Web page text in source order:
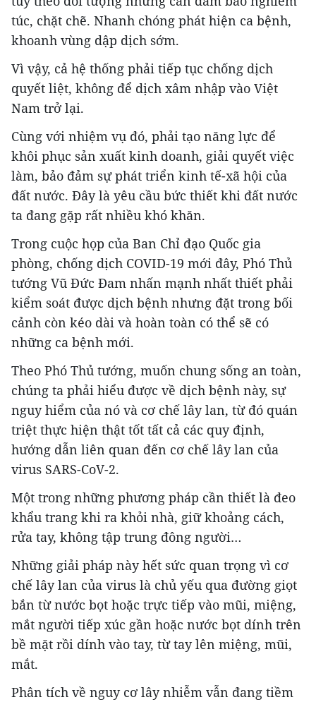
túc, chặt chẽ. Nhanh chóng phát hiện ca bệnh,
khoanh vùng dập dịch sớm.
Vì vậy, cả hệ thống phải tiếp tục chống dịch
quyết liệt, không để dịch xâm nhập vào Việt
Nam trở lại.
Cùng với nhiệm vụ đó, phải tạo năng lực để
khôi phục sản xuất kinh doanh, giải quyết việc
làm, bảo đảm sự phát triển kinh tế-xã hội của
đất nước. Đây là yêu cầu bức thiết khi đất nước
ta đang gặp rất nhiều khó khăn.
Trong cuộc họp của Ban Chỉ đạo Quốc gia
phòng, chống dịch COVID-19 mới đây, Phó Thủ
tướng Vũ Đức Đam nhấn mạnh nhất thiết phải
kiểm soát được dịch bệnh nhưng đặt trong bối
cảnh còn kéo dài và hoàn toàn có thể sẽ có
những ca bệnh mới.
Theo Phó Thủ tướng, muốn chung sống an toàn,
chúng ta phải hiểu được về dịch bệnh này, sự
nguy hiểm của nó và cơ chế lây lan, từ đó quán
triệt thực hiện thật tốt tất cả các quy định,
hướng dẫn liên quan đến cơ chế lây lan của
virus SARS-CoV-2.
Một trong những phương pháp cần thiết là đeo
khẩu trang khi ra khỏi nhà, giữ khoảng cách,
rửa tay, không tập trung đông người…
Những giải pháp này hết sức quan trọng vì cơ
chế lây lan của virus là chủ yếu qua đường giọt
bắn từ nước bọt hoặc trực tiếp vào mũi, miệng,
mắt người tiếp xúc gần hoặc nước bọt dính trên
bề mặt rồi dính vào tay, từ tay lên miệng, mũi,
mắt.
Phân tích về nguy cơ lây nhiễm vẫn đang tiềm